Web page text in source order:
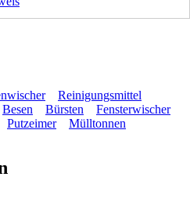
Reinigungsmittel
Besen Bürsten
Fensterwischer
Putzeimer
Mülltonnen